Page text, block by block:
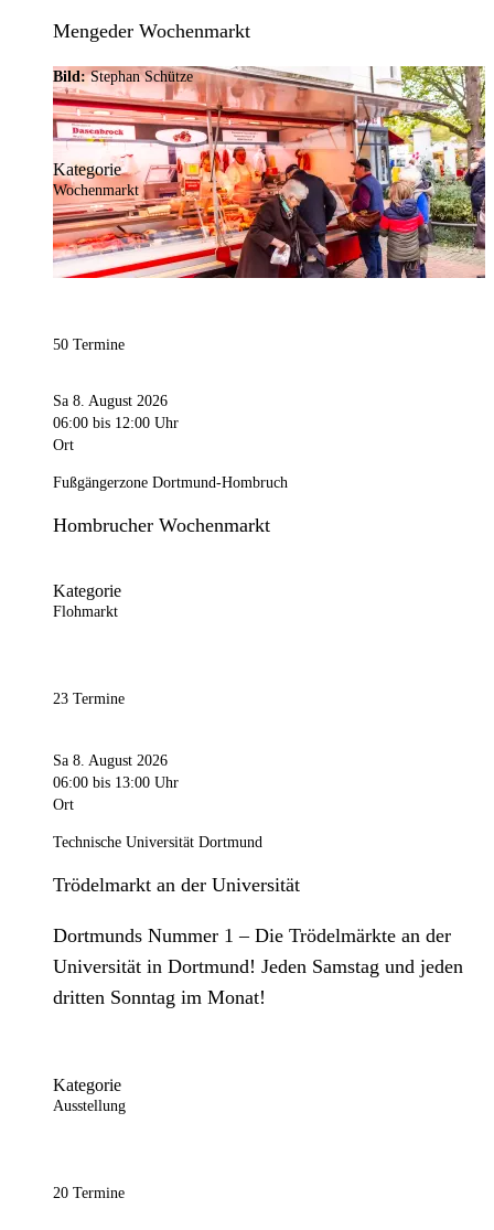
Mengeder Wochenmarkt
Bild:Stephan Schütze
Kategorie
Wochenmarkt
50 Termine
Sa 8. August 2026
06:00 bis 12:00 Uhr
Ort
Fußgängerzone Dortmund-Hombruch
Hombrucher Wochenmarkt
Kategorie
Flohmarkt
23 Termine
Sa 8. August 2026
06:00 bis 13:00 Uhr
Ort
Technische Universität Dortmund
Trödelmarkt an der Universität
Dortmunds Nummer 1 – Die Trödelmärkte an der
Universität in Dortmund! Jeden Samstag und jeden
dritten Sonntag im Monat!
Kategorie
Ausstellung
20 Termine